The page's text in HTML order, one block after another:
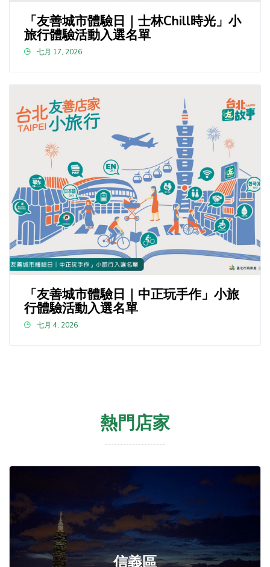
「友善城市體驗日｜士林Chill時光」小
旅行體驗活動入選名單
七月 17, 2026
「友善城市體驗日｜中正玩手作」小旅
行體驗活動入選名單
七月 4, 2026
熱門店家
信義區